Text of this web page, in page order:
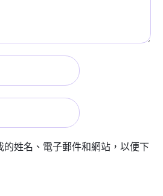
姓名、電子郵件和網站，以便下